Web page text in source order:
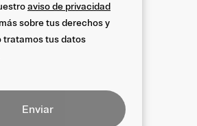
aviso de privacidad
sobre tus derechos y
tratamos tus datos
Enviar